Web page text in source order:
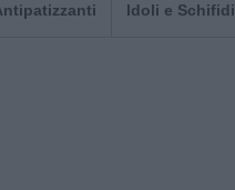
Idoli e Schifidi